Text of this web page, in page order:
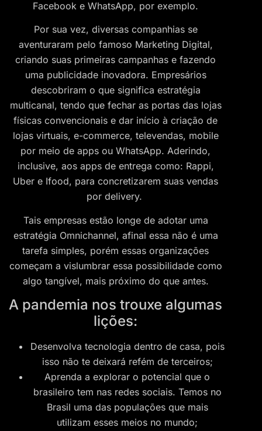
Facebook e WhatsApp, por exemplo.
Por sua vez, diversas companhias se
aventuraram pelo famoso Marketing Digital,
criando suas primeiras campanhas e fazendo
uma publicidade inovadora. Empresários
descobriram o que significa estratégia
multicanal, tendo que fechar as portas das lojas
físicas convencionais e dar início à criação de
lojas virtuais, e-commerce, televendas, mobile
por meio de apps ou WhatsApp. Aderindo,
inclusive, aos apps de entrega como: Rappi,
Uber e Ifood, para concretizarem suas vendas
por delivery.
Tais empresas estão longe de adotar uma
estratégia Omnichannel, afinal essa não é uma
tarefa simples, porém essas organizações
começam a vislumbrar essa possibilidade como
algo tangível, mais próximo do que antes.
A pandemia nos trouxe algumas
lições:
Desenvolva tecnologia dentro de casa, pois
isso não te deixará refém de terceiros;
Aprenda a explorar o potencial que o
brasileiro tem nas redes sociais. Temos no
Brasil uma das populações que mais
utilizam esses meios no mundo;